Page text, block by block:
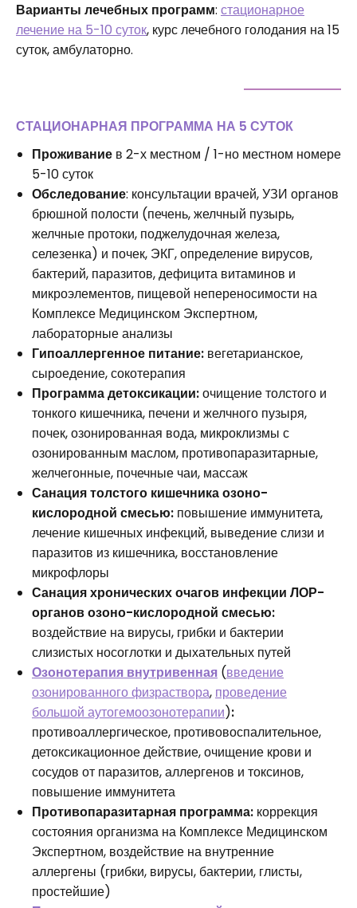
Варианты лечебных программ: стационарное
лечение на 5-10 суток, курс лечебного голодания на 15
суток, амбулаторно.
СТАЦИОНАРНАЯ ПРОГРАММА НА 5 СУТОК
Проживание в 2-х местном / 1-но местном номере
5-10 суток
Обследование: консультации врачей, УЗИ органов
брюшной полости (печень, желчный пузырь,
желчные протоки, поджелудочная железа,
селезенка) и почек, ЭКГ, определение вирусов,
бактерий, паразитов, дефицита витаминов и
микроэлементов, пищевой непереносимости на
Комплексе Медицинском Экспертном,
лабораторные анализы
Гипоаллергенное питание: вегетарианское,
сыроедение, сокотерапия
Программа детоксикации:очищение толстого и
тонкого кишечника, печени и желчного пузыря,
почек, озонированная вода, микроклизмы с
озонированным маслом, противопаразитарные,
желчегонные, почечные чаи, массаж
Санация толстого кишечника озоно-
кислородной смесью: повышение иммунитета,
лечение кишечных инфекций, выведение слизи и
паразитов из кишечника, восстановление
микрофлоры
Санация хронических очагов инфекции ЛОР-
органов озоно-кислородной смесью:
воздействие на вирусы, грибки и бактерии
слизистых носоглотки и дыхательных путей
Озонотерапия внутривенная (введение
озонированного физраствора, проведение
большой аутогемоозонотерапии):
противоаллергическое, противовоспалительное,
детоксикационное действие, очищение крови и
сосудов от паразитов, аллергенов и токсинов,
повышение иммунитета
Противопаразитарная программа: коррекция
состояния организма на Комплексе Медицинском
Экспертном, воздействие на внутренние
аллергены (грибки, вирусы, бактерии, глисты,
простейшие)